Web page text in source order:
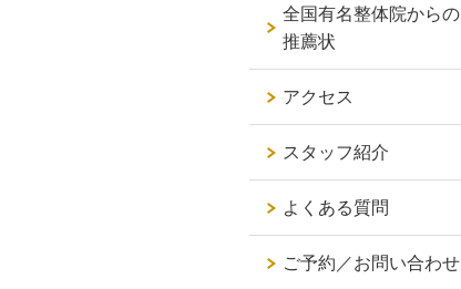
全国有名整体院からの
推薦状
アクセス
スタッフ紹介
よくある質問
ご予約／お問い合わせ